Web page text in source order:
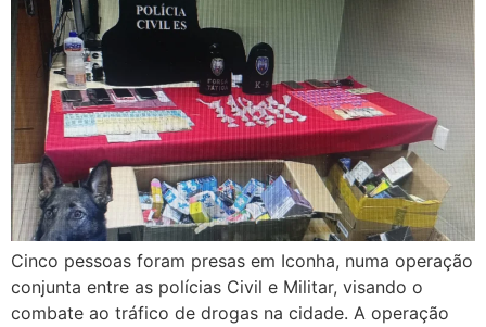
Cinco pessoas foram presas em Iconha, numa operação
conjunta entre as polícias Civil e Militar, visando o
combate ao tráfico de drogas na cidade. A operação